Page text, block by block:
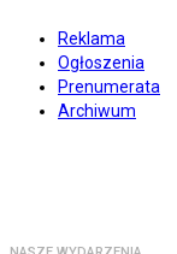
Reklama
Ogłoszenia
Prenumerata
Archiwum